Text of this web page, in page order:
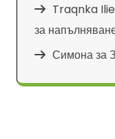
Traqnka
за
Симоназа